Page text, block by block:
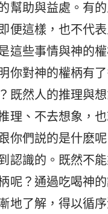
幫助與益處。有
便這樣，也不代
這些事情與神的
你對神的權柄有
既然人的推理與
理、不去想象，
你們説的是什麽
認識的。既然不
呢？通過吃喝神
地了解，得以循